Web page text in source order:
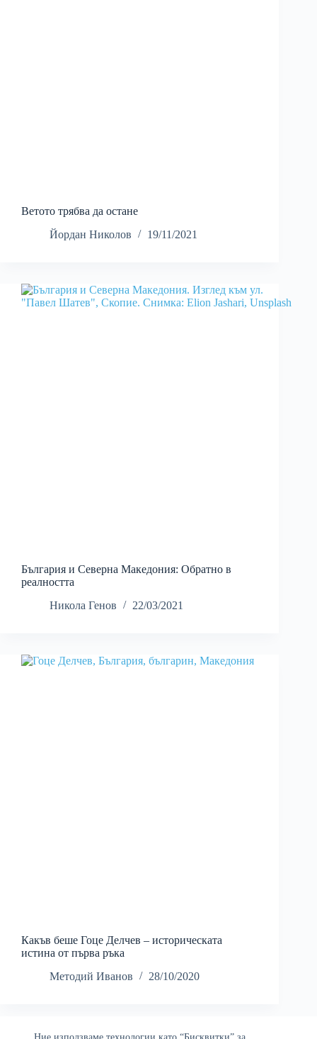
Ветото трябва да остане
Йордан Николов
19/11/2021
България и Северна Македония: Обратно в
реалността
Никола Генов
22/03/2021
Какъв беше Гоце Делчев – историческата
истина от първа ръка
Методий Иванов
28/10/2020